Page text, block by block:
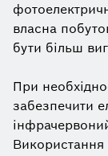
власна
бути більш
При
забезпечити
Використання